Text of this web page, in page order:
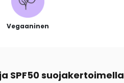
Vegaaninen
SPF50 suojakertoimella